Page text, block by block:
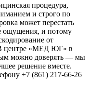
процедура,
и строго по
может перестать
ощущения, и потому
от
В центре «МЕД ЮГ» в
можно доверять — мы
решение вместе.
+7 (861) 217-66-26